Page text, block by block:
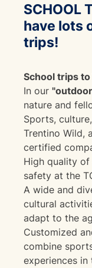
SCHOOL
have lots
trips!
School trips
In our
nature and
Sports,
Trentino Wild,
certified
High quality of
safety at the
A wide and
cultural
adapt to the
Customized
combine
experiences